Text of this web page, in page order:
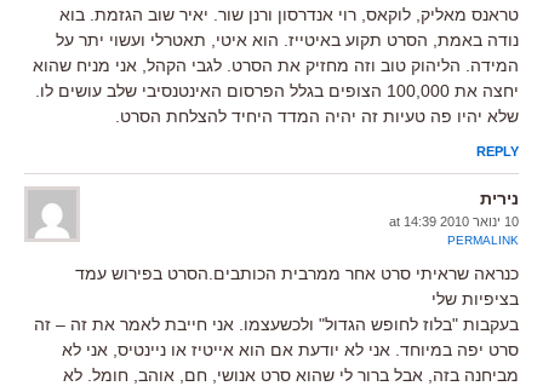
טראנס מאליק, לוקאס, רוי אנדרסון ורנן שור. יאיר שוב הגזמת. בוא
נודה באמת, הסרט תקוע באיטייז. הוא איטי, תאטרלי ועשוי יתר על
המידה. הליהוק טוב וזה מחזיק את הסרט. לגבי הקהל, אני מניח שהוא
יחצה את 100,000 הצופים בגלל הפרסום האינטנסיבי שלב עושים לו.
שלא יהיו פה טעיות זה יהיה המדד היחיד להצלחת הסרט.
REPLY
נירית
10 ינואר 2010 at 14:39
PERMALINK
כנראה שראיתי סרט אחר ממרבית הכותבים.הסרט בפירוש עמד
בציפיות שלי
בעקבות "בלוז לחופש הגדול" ולכשעצמו. אני חייבת לאמר את זה – זה
סרט יפה במיוחד. אני לא יודעת אם הוא אייטיז או ניינטיס, אני לא
מביחנה בזה, אבל ברור לי שהוא סרט אנושי, חם, אוהב, חומל. לא